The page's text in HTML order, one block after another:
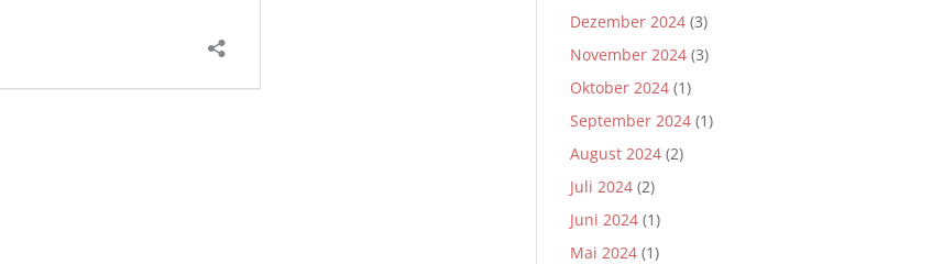
Dezember 2024 (3)
November 2024 (3)
Oktober 2024 (1)
September 2024 (1)
August 2024 (2)
Juli 2024 (2)
Juni 2024 (1)
Mai 2024 (1)